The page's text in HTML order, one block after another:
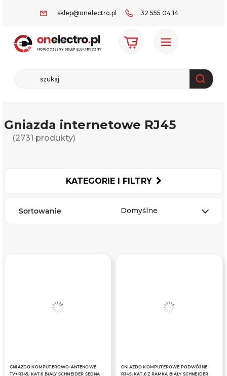
sklep@onelectro.pl 32 555 04 14
Gniazda internetowe RJ45
(2731 produkty)
KATEGORIE I FILTRY
Sortowanie Domyślne
GNIAZDO KOMPUTEROWO-ANTENOWE
TV+RJ45, KAT.6 BIAŁY SCHNEIDER SEDNA
GNIAZDO KOMPUTEROWE PODWÓJNE
RJ45, KAT.6 Z RAMKĄ BIAŁY SCHNEIDER